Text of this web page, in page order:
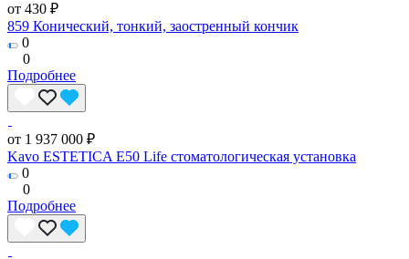
от 430 ₽
859 Конический, тонкий, заостренный кончик
0
0
Подробнее
от 1 937 000 ₽
Kavo ESTETICA E50 Life стоматологическая установка
0
0
Подробнее